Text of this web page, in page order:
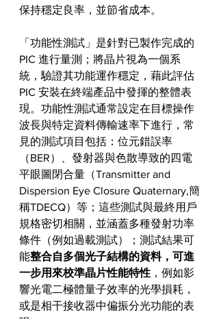
保持穩定良率，並節省成本。
「功能性測試」是針對已製作完成的
PIC 進行量測；將晶片視為一個系
統，驗證其功能運作穩定，藉此評估
PIC 安裝在終端產品中發揮的整體表
現。功能性測試通常設定在目標操作
波長與特定資料傳輸速率下進行，常
見的測試項目包括：位元錯誤率
（BER）、發射器與色散導致的四電
平眼圖閉合量（Transmitter and
Dispersion Eye Closure Quaternary,簡
稱TDECQ）等；這些測試與最終用戶
規格密切相關，並涵蓋多種發射功率
條件（例如過載測試）；測試結果可
能整合自多個光子結構的資料，可進
一步用來校準晶片性能特性 ，例如影
響光電二極體量子效率的光學損耗，
或是相干接收器中偏振分光功能的表